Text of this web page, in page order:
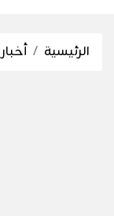
الرئيسية أخبار